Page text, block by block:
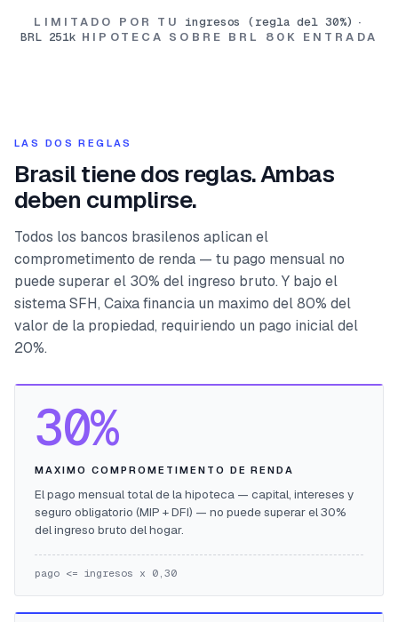
LIMITADO POR TU ingresos (regla del 30%) ·
BRL 251k HIPOTECA SOBRE BRL 80K ENTRADA
LAS DOS REGLAS
Brasil tiene dos reglas. Ambas
deben cumplirse.
Todos los bancos brasilenos aplican el
comprometimento de renda — tu pago mensual no
puede superar el 30% del ingreso bruto. Y bajo el
sistema SFH, Caixa financia un maximo del 80% del
valor de la propiedad, requiriendo un pago inicial del
20%.
30%
MAXIMO COMPROMETIMENTO DE RENDA
El pago mensual total de la hipoteca — capital, intereses y
seguro obligatorio (MIP + DFI) — no puede superar el 30%
del ingreso bruto del hogar.
pago <= ingresos x 0,30